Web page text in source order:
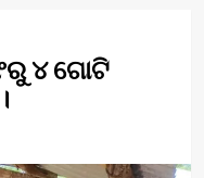
୪ ଗୋଟି